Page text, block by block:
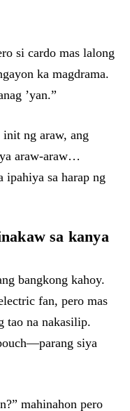
si cardo mas lalong
ka magdrama.
’yan.”
ng araw, ang
araw-araw…
ipahiya sa harap ng
sa kanya
bangkong kahoy.
fan, pero mas
tao na nakasilip.
siya
mahinahon pero